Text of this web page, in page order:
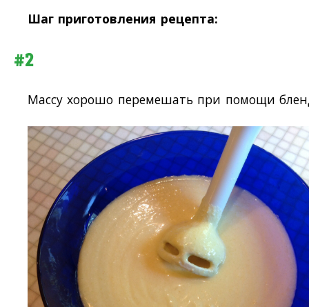
Шаг приготовления рецепта:
#2
Массу хорошо перемешать при помощи